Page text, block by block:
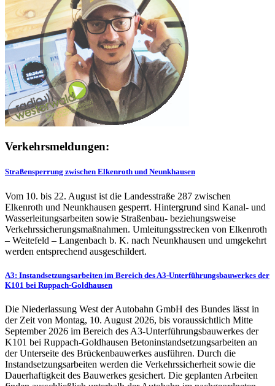
Verkehrsmeldungen:
Straßensperrung zwischen Elkenroth und Neunkhausen
Vom 10. bis 22. August ist die Landesstraße 287 zwischen
Elkenroth und Neunkhausen gesperrt. Hintergrund sind Kanal- und
Wasserleitungsarbeiten sowie Straßenbau- beziehungsweise
Verkehrssicherungsmaßnahmen. Umleitungsstrecken von Elkenroth
– Weitefeld – Langenbach b. K. nach Neunkhausen und umgekehrt
werden entsprechend ausgeschildert.
A3: Instandsetzungsarbeiten im Bereich des A3-Unterführungsbauwerkes der
K101 bei Ruppach-Goldhausen
Die Niederlassung West der Autobahn GmbH des Bundes lässt in
der Zeit von Montag, 10. August 2026, bis voraussichtlich Mitte
September 2026 im Bereich des A3-Unterführungsbauwerkes der
K101 bei Ruppach-Goldhausen Betoninstandsetzungsarbeiten an
der Unterseite des Brückenbauwerkes ausführen. Durch die
Instandsetzungsarbeiten werden die Verkehrssicherheit sowie die
Dauerhaftigkeit des Bauwerkes gesichert. Die geplanten Arbeiten